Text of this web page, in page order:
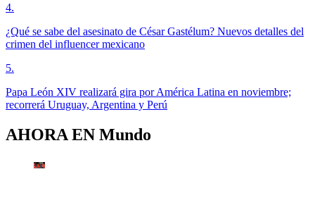
4.
¿Qué se sabe del asesinato de César Gastélum? Nuevos detalles del
crimen del influencer mexicano
5.
Papa León XIV realizará gira por América Latina en noviembre;
recorrerá Uruguay, Argentina y Perú
AHORA EN Mundo